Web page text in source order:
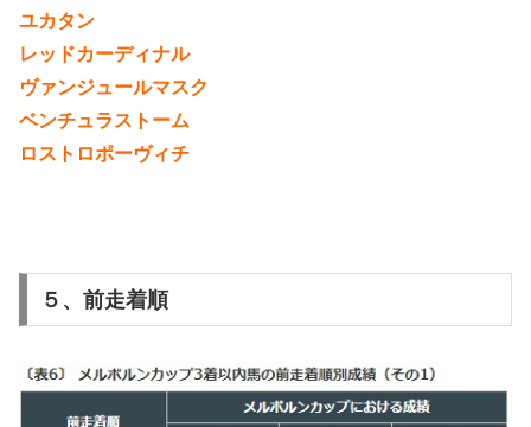
ユカタン
レッドカーディナル
ヴァンジュールマスク
ベンチュラストーム
ロストロポーヴィチ
５、前走着順